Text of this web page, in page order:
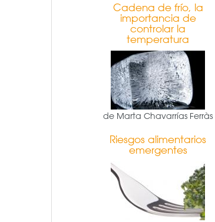
Cadena de frío, la
importancia de
controlar la
temperatura
de Marta Chavarrías Ferràs
Riesgos alimentarios
emergentes